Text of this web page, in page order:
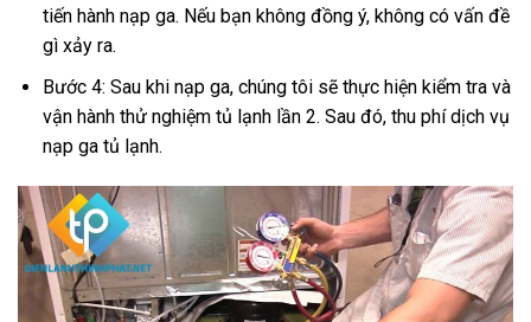
tiến hành nạp ga. Nếu bạn không đồng ý, không có vấn đề
gì xảy ra.
Bước 4: Sau khi nạp ga, chúng tôi sẽ thực hiện kiểm tra và
vận hành thử nghiệm tủ lạnh lần 2. Sau đó, thu phí dịch vụ
nạp ga tủ lạnh.